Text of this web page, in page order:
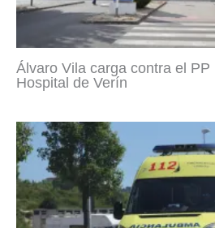
Álvaro Vila carga contra el
Hospital de Verín